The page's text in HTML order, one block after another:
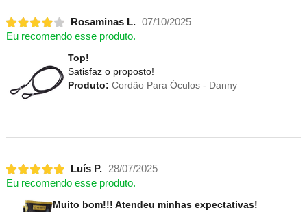
Rosaminas L. 07/10/2025
Eu recomendo esse produto.
Top!
Satisfaz o proposto!
Produto: Cordão Para Óculos - Danny
Luís P. 28/07/2025
Eu recomendo esse produto.
Muito bom!!! Atendeu minhas expectativas!